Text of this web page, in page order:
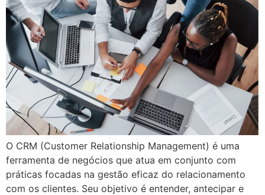
O CRM (Customer Relationship Management) é uma
ferramenta de negócios que atua em conjunto com
práticas focadas na gestão eficaz do relacionamento
com os clientes. Seu objetivo é entender, antecipar e